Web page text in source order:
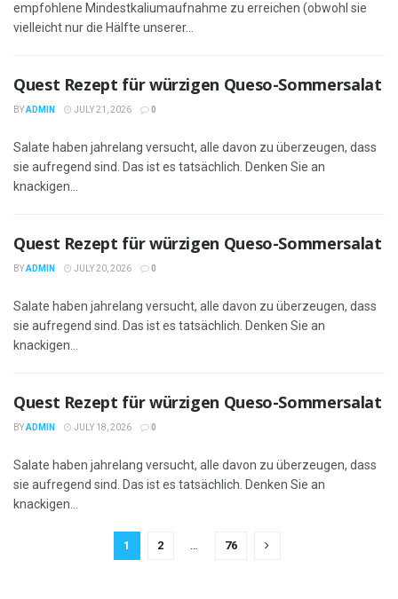
empfohlene Mindestkaliumaufnahme zu erreichen (obwohl sie
vielleicht nur die Hälfte unserer...
Quest Rezept für würzigen Queso-Sommersalat
BYADMIN JULY 21, 2026 0
Salate haben jahrelang versucht, alle davon zu überzeugen, dass
sie aufregend sind. Das ist es tatsächlich. Denken Sie an
knackigen...
Quest Rezept für würzigen Queso-Sommersalat
BYADMIN JULY 20, 2026 0
Salate haben jahrelang versucht, alle davon zu überzeugen, dass
sie aufregend sind. Das ist es tatsächlich. Denken Sie an
knackigen...
Quest Rezept für würzigen Queso-Sommersalat
BYADMIN JULY 18, 2026 0
Salate haben jahrelang versucht, alle davon zu überzeugen, dass
sie aufregend sind. Das ist es tatsächlich. Denken Sie an
knackigen...
1 2 … 76